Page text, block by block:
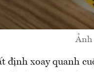
Ảnh
định xoay quanh